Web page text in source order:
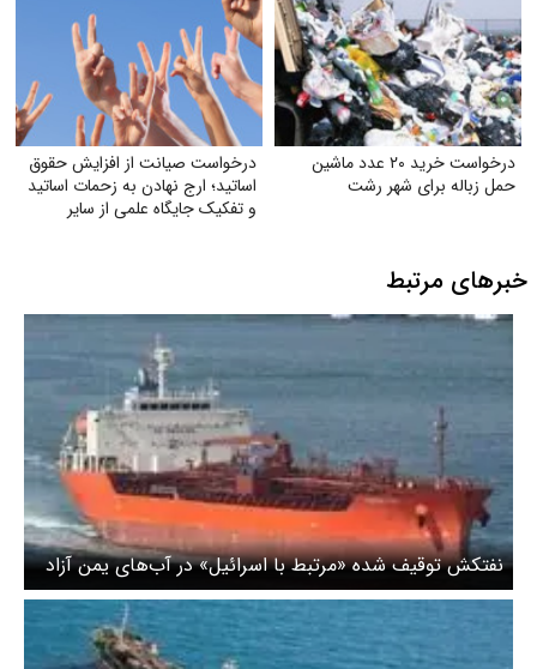
درخواست خرید ۲۰ عدد ماشین
حمل زباله برای شهر رشت
درخواست صیانت از افزایش حقوق
اساتید؛ ارج نهادن به زحمات اساتید
و تفکیک جایگاه علمی از سایر
خبرهای مرتبط
نفتکش توقیف شده «مرتبط با اسرائیل» در آب‌های یمن آزاد
شد